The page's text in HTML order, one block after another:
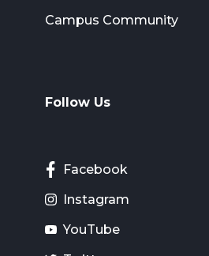
Campus Community
Follow Us
Facebook
Instagram
YouTube